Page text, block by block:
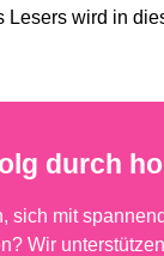
wird in
durch
mit
Wir